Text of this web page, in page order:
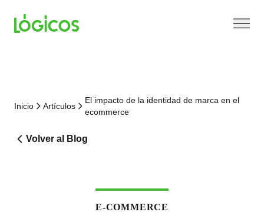
Inicio Artículos
El impacto de la identidad de marca en el
ecommerce
Volver al Blog
E-COMMERCE